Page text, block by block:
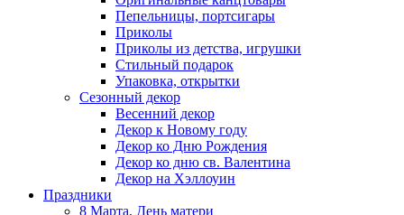
Пепельницы, портсигары
Приколы
Приколы из детства, игрушки
Стильный подарок
Упаковка, открытки
Сезонный декор
Весенний декор
Декор к Новому году
Декор ко Дню Рождения
Декор ко дню св. Валентина
Декор на Хэллоуин
Праздники
8 Марта, День матери